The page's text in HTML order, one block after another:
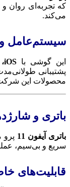
که تجربه‌ای روان
می‌کند.
سیستم‌عامل و
این گوشی باiOS،
پشتیبانی
محصولات این
باتری و
باتری آیفون 11
سریع و بی‌سیم،
قابلیت‌های